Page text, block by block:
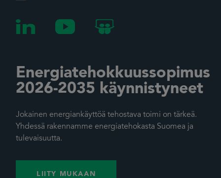
Energiatehokkuussopimus
2026-2035 käynnistyneet
Jokainen energiankäyttöä tehostava toimi on tärkeä.
Yhdessä rakennamme energiatehokasta Suomea ja
tulevaisuutta.
LIITY MUKAAN